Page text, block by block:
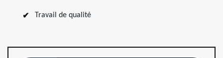
Travail de qualité